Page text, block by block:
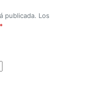
publicada. Los
*